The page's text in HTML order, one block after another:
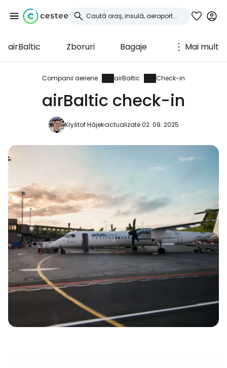
airBaltic Zboruri Bagaje Mai mult
Companii aeriene airBaltic Check-in
airBaltic check-in
Kryštof Hájekactualizate 02. 09. 2025
Conectați-vă la
Cestee
... comunitatea mondială a călătorilor
Continuați cu e-mailul